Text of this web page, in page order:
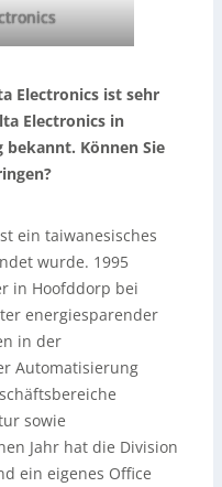
Electronics ist sehr
Electronics in
bekannt. Können Sie
ein taiwanesisches
wurde. 1995
in Hoofddorp bei
energiesparender
in der
Automatisierung
sowie
Jahr hat die Division
ein eigenes Office